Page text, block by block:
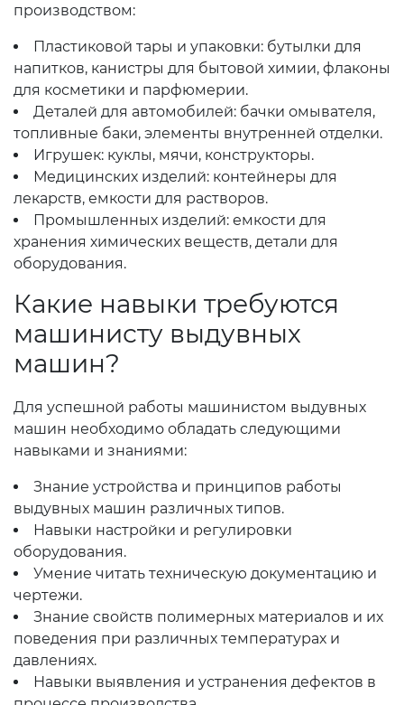
производством:
Пластиковой тары и упаковки: бутылки для
напитков, канистры для бытовой химии, флаконы
для косметики и парфюмерии.
Деталей для автомобилей: бачки омывателя,
топливные баки, элементы внутренней отделки.
Игрушек: куклы, мячи, конструкторы.
Медицинских изделий: контейнеры для
лекарств, емкости для растворов.
Промышленных изделий: емкости для
хранения химических веществ, детали для
оборудования.
Какие навыки требуются
машинисту выдувных
машин?
Для успешной работы машинистом выдувных
машин необходимо обладать следующими
навыками и знаниями:
Знание устройства и принципов работы
выдувных машин различных типов.
Навыки настройки и регулировки
оборудования.
Умение читать техническую документацию и
чертежи.
Знание свойств полимерных материалов и их
поведения при различных температурах и
давлениях.
Навыки выявления и устранения дефектов в